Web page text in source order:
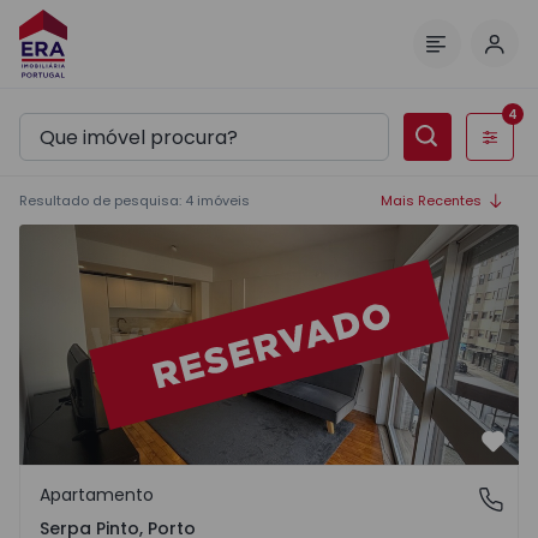
Filtros
4
Resultado de pesquisa: 4 imóveis Mais Recentes
Apartamento T1 Porto, Serpa Pinto - 1548685 - 1
Serpa Pinto, Porto
Apartamento
Serpa Pinto, Porto